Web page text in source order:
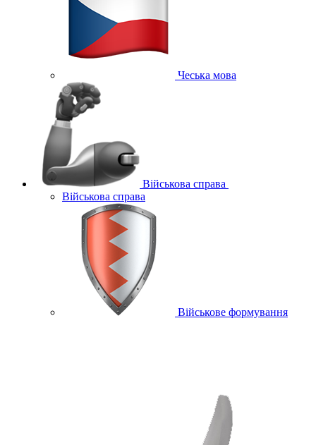
Чеська мова
Військова справа
Військова справа
Військове формування